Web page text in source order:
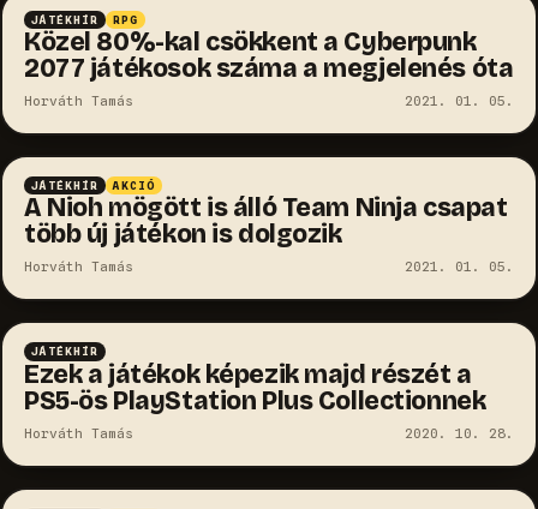
JÁTÉKHÍR RPG
Közel 80%-kal csökkent a Cyberpunk
2077 játékosok száma a megjelenés óta
Horváth Tamás 2021. 01. 05.
JÁTÉKHÍR AKCIÓ
A Nioh mögött is álló Team Ninja csapat
több új játékon is dolgozik
Horváth Tamás 2021. 01. 05.
JÁTÉKHÍR
Ezek a játékok képezik majd részét a
PS5-ös PlayStation Plus Collectionnek
Horváth Tamás 2020. 10. 28.